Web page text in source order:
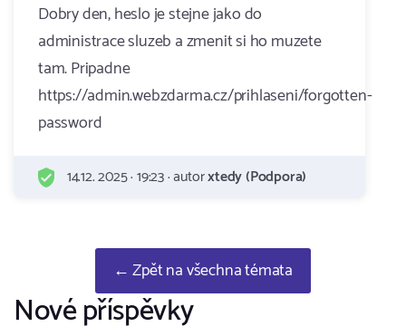
Dobry den, heslo je stejne jako do
administrace sluzeb a zmenit si ho muzete
tam. Pripadne
https://admin.webzdarma.cz/prihlaseni/forgotten-
password
14.12. 2025 · 19:23 · autorxtedy (Podpora)
← Zpět na všechna témata
Nové příspěvky